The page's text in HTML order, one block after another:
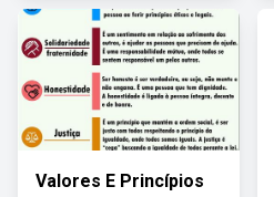
Valores E Princípios